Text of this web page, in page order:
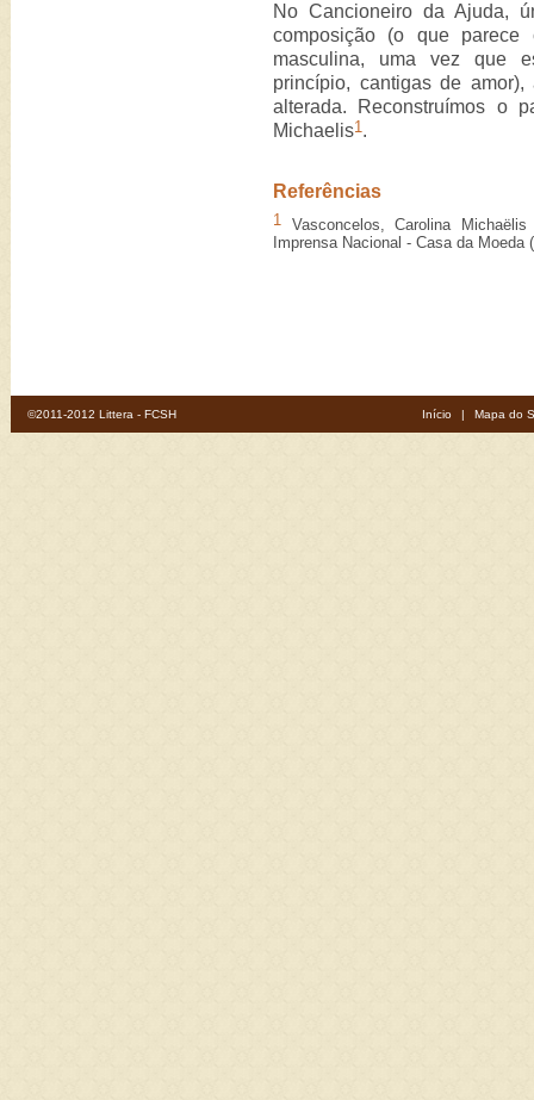
No Cancioneiro da Ajuda,
composição (o que
masculina, uma vez que
princípio, cantigas de
alterada. Reconstruímos o
Michaelis1 .
Referências
1
Vasconcelos, Carolina
Imprensa Nacional - Casa da
©2011-2012 Littera - FCSH Início | Mapa do